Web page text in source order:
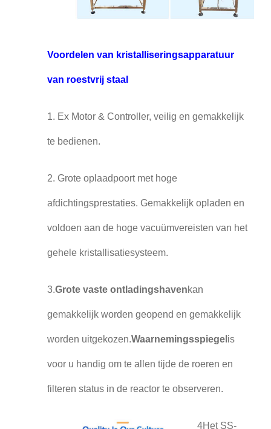
Voordelen van kristalliseringsapparatuur
van roestvrij staal
1. Ex Motor & Controller, veilig en gemakkelijk
te bedienen.
2. Grote oplaadpoort met hoge
afdichtingsprestaties. Gemakkelijk opladen en
voldoen aan de hoge vacuümvereisten van het
gehele kristallisatiesysteem.
3.Grote vaste ontladingshavenkan
gemakkelijk worden geopend en gemakkelijk
worden uitgekozen.Waarnemingsspiegel is
voor u handig om te allen tijde de roeren en
filteren status in de reactor te observeren.
4Het SS-